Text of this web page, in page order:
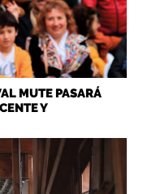
MUTE PASARÁ
Y